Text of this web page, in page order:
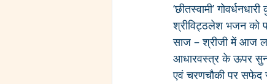
‘छीतस्वामी’
श्रीविट्ठलेश भजन
साज – श्रीजी में आज
आधारवस्त्र के ऊपर
एवं चरणचौकी पर सफेद